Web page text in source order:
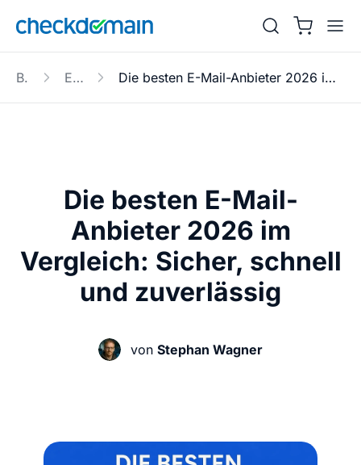
Blog E-Mail Die besten E-Mail-Anbieter 2026 im Vergleich: Sicher, schnell und zuverlässig
Die besten E-Mail-
Anbieter 2026 im
Vergleich: Sicher, schnell
und zuverlässig
von Stephan Wagner